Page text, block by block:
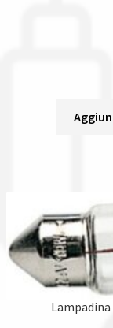
Lampadina